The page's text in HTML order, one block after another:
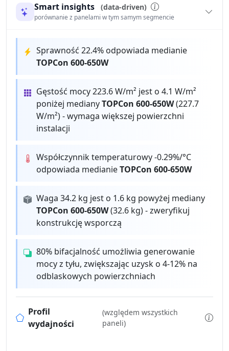
Smart insights (data-driven)
porównanie z panelami w tym samym segmencie
Sprawność 22.4% odpowiada medianie
TOPCon 600-650W
Gęstość mocy 223.6 W/m² jest o 4.1 W/m²
poniżej medianyTOPCon 600-650W(227.7
W/m²) - wymaga większej powierzchni
instalacji
Współczynnik temperaturowy -0.29%/°C
odpowiada medianieTOPCon 600-650W
Waga 34.2 kg jest o 1.6 kg powyżej mediany
TOPCon 600-650W(32.6 kg) - zweryfikuj
konstrukcję wsporczą
80% bifacjalność umożliwia generowanie
mocy z tyłu, zwiększając uzysk o 4-12% na
odblaskowych powierzchniach
Profil
wydajności
(względem wszystkich
paneli)